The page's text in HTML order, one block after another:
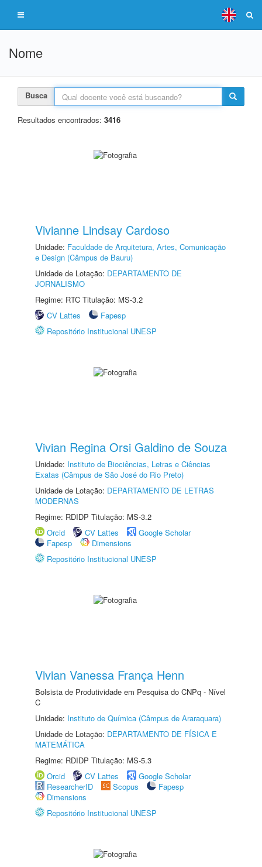
Nome
Busca
Resultados encontrados: 3416
Vivianne Lindsay Cardoso
Unidade: Faculdade de Arquitetura, Artes, Comunicação
e Design (Câmpus de Bauru)
Unidade de Lotação: DEPARTAMENTO DE
JORNALISMO
Regime: RTC Titulação: MS-3.2
CV Lattes
Fapesp
Repositório Institucional UNESP
Vivian Regina Orsi Galdino de Souza
Unidade: Instituto de Biociências, Letras e Ciências
Exatas (Câmpus de São José do Rio Preto)
Unidade de Lotação: DEPARTAMENTO DE LETRAS
MODERNAS
Regime: RDIDP Titulação: MS-3.2
Orcid
CV Lattes
Google Scholar
Fapesp
Dimensions
Repositório Institucional UNESP
Vivian Vanessa França Henn
Bolsista de Produtividade em Pesquisa do CNPq - Nível
C
Unidade: Instituto de Química (Câmpus de Araraquara)
Unidade de Lotação: DEPARTAMENTO DE FÍSICA E
MATEMÁTICA
Regime: RDIDP Titulação: MS-5.3
Orcid
CV Lattes
Google Scholar
ResearcherID
Scopus
Fapesp
Dimensions
Repositório Institucional UNESP